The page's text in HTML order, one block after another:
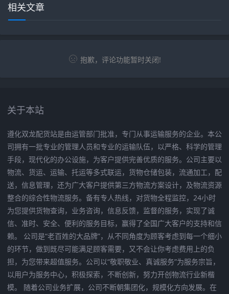
相关文章
抱歉，评论功能暂时关闭!
关于本站
遵化双龙配货站是由运管部门批准，专门从事运输服务的企业。本公
司拥有一批专业的管理人员和专业的运输队伍，以严格、科学的管理
手段，现代化的办公设施，为客户提供完善优质的服务。公司主要以
物流、货运、运输、托运等多式联运，货物仓储包装，流通加工，配
送，信息管理，还为广大客户提供第三方物流方案设计，及物流资源
整合的综合性物流服务。备有专人热线，对货物全程监控，24小时
为您提供货物查询，业务咨询，信息反馈，监督的服务，实现了诚
信、准时、安全、便利的服务目标，赢得了全国广大客户的支持和信
赖。 公司是“老百姓的大品牌”，从不同角度为顾客考虑到每一个细小
的环节，做到既尽可能满足顾客需要，又不会让你考虑费用上的负
担，为您带来超值服务。公司以“敬职敬业、真诚服务”为服务宗旨，
以用户为服务中心，积极探索，不断创新，努力开创物流行业新楷
模。 随着公司业务扩展，公司不断朝集团化，规模化方向发展。在